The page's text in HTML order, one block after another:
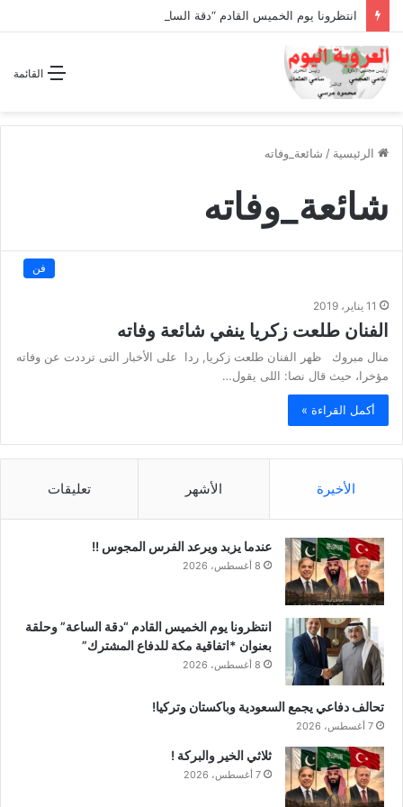
القائمة
الرئيسية / شائعة_وفاته
شائعة_وفاته
فن
11 يناير، 2019
الفنان طلعت زكريا ينفي شائعة وفاته
منال مبروك ظهر الفنان طلعت زكريا, ردا على الأخبار التى ترددت عن وفاته
مؤخرا، حيث قال نصا: اللى يقول…
أكمل القراءة »
الأخيرة الأشهر تعليقات
عندما يزبد ويرعد الفرس المجوس !!
8 أغسطس، 2026
انتظرونا يوم الخميس القادم “دقة الساعة” وحلقة
بعنوان *اتفاقية مكة للدفاع المشترك”
8 أغسطس، 2026
تحالف دفاعي يجمع السعودية وباكستان وتركيا!
7 أغسطس، 2026
ثلاثي الخير والبركة !
7 أغسطس، 2026